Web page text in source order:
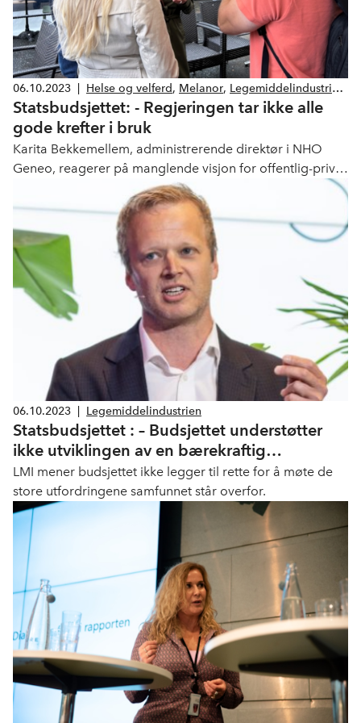
06.10.2023 Helse og velferd, Melanor, Legemiddelindustrien
Barnehager
Statsbudsjettet: - Regjeringen tar ikke alle
gode krefter i bruk
Karita Bekkemellem, administrerende direktør i NHO
Geneo, reagerer på manglende visjon for offentlig-privat
samarbeid i det fremlagte forslaget til statsbudsjett.
06.10.2023 Legemiddelindustrien
Statsbudsjettet : – Budsjettet understøtter
ikke utviklingen av en bærekraftig
helsetjeneste
LMI mener budsjettet ikke legger til rette for å møte de
store utfordringene samfunnet står overfor.